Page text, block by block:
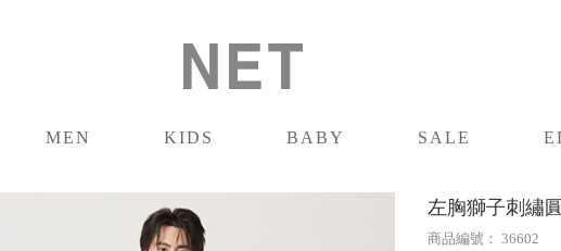
MEN
KIDS
BABY
SALE
左胸獅子刺繡
商品編號： 36602